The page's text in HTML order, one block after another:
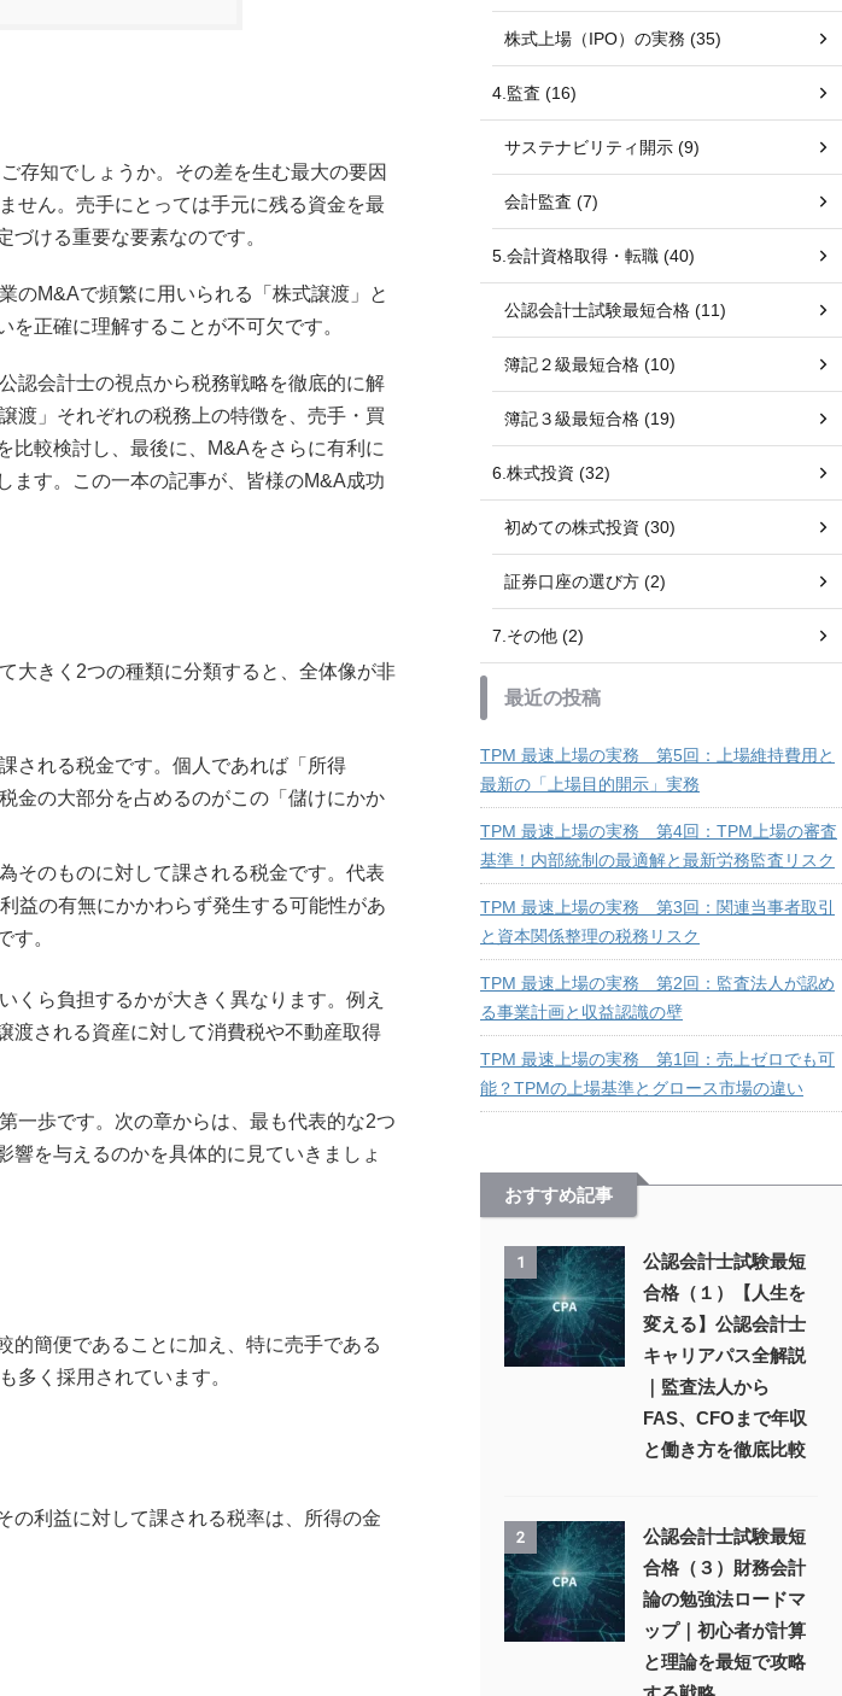
存知でしょうか。その差を生む最大の要因
せん。売手にとっては手元に残る資金を最
ける重要な要素なのです。
のM&Aで頻繁に用いられる「株式譲渡」と
正確に理解することが不可欠です。
認会計士の視点から税務戦略を徹底的に解
渡」それぞれの税務上の特徴を、売手・買
比較検討し、最後に、M&Aをさらに有利に
ます。この一本の記事が、皆様のM&A成功
大きく2つの種類に分類すると、全体像が非
される税金です。個人であれば「所得
金の大部分を占めるのがこの「儲けにかか
そのものに対して課される税金です。代表
益の有無にかかわらず発生する可能性があ
す。
くら負担するかが大きく異なります。例え
渡される資産に対して消費税や不動産取得
一歩です。次の章からは、最も代表的な2つ
を与えるのかを具体的に見ていきましょ
的簡便であることに加え、特に売手である
多く採用されています。
の利益に対して課される税率は、所得の金
株式上場（IPO）の実務 (35)
4.監査 (16)
サステナビリティ開示 (9)
会計監査 (7)
5.会計資格取得・転職 (40)
公認会計士試験最短合格 (11)
簿記２級最短合格 (10)
簿記３級最短合格 (19)
6.株式投資 (32)
初めての株式投資 (30)
証券口座の選び方 (2)
7.その他 (2)
最近の投稿
TPM 最速上場の実務 第5回：上場維持費用と
最新の「上場目的開示」実務
TPM 最速上場の実務 第4回：TPM上場の審査
基準！内部統制の最適解と最新労務監査リスク
TPM 最速上場の実務 第3回：関連当事者取引
と資本関係整理の税務リスク
TPM 最速上場の実務 第2回：監査法人が認め
る事業計画と収益認識の壁
TPM 最速上場の実務 第1回：売上ゼロでも可
能？TPMの上場基準とグロース市場の違い
おすすめ記事
1
公認会計士試験最短
合格（１）【人生を
変える】公認会計士
キャリアパス全解説
｜監査法人から
FAS、CFOまで年収
と働き方を徹底比較
2
公認会計士試験最短
合格（３）財務会計
論の勉強法ロードマ
ップ｜初心者が計算
と理論を最短で攻略